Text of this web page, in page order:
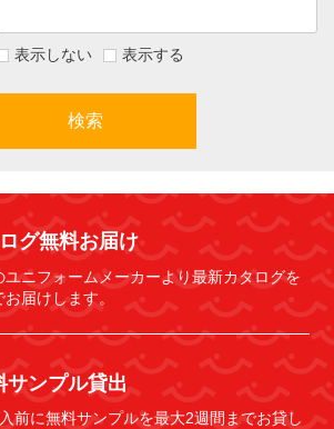
表示しない 表示する
検索
グ無料お届け
ユニフォームメーカーより最新カタログを
届けします。
サンプル貸出
前に無料サンプルを最大2週間までお貸し